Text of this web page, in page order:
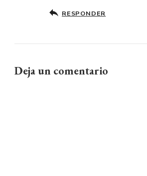
RESPONDER
Deja un comentario